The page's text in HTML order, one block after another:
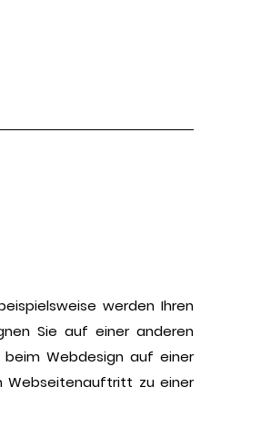
werden Ihren
Sie auf einer anderen
beim Webdesign auf einer
Webseitenauftritt zu einer